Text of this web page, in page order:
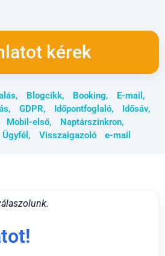
kérek
, Blogcikk, Booking, E-mail ,
, GDPR, Időpontfoglaló, Idősáv,
Mobil-első, Naptárszinkron,
Ügyfél , Visszaigazoló e-mail